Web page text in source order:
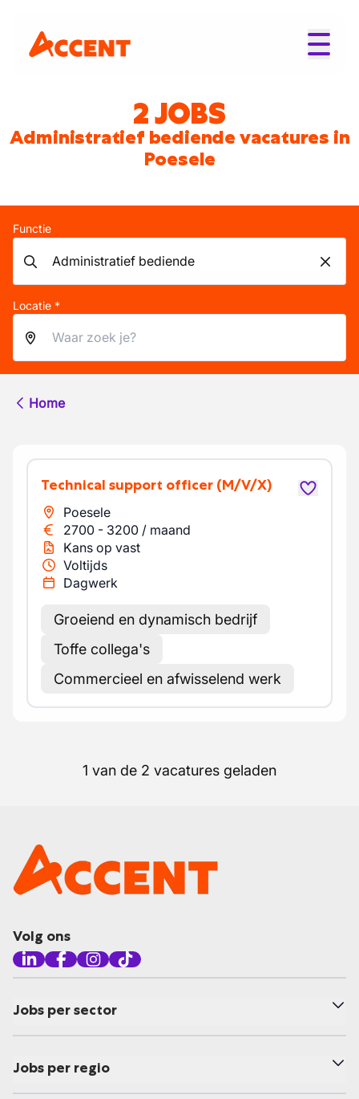
2 JOBS
Administratief bediende vacatures in
Poesele
Functie
Locatie *
Home
Technical support officer (M/V/X)
Poesele
2700 - 3200 / maand
Kans op vast
Voltijds
Dagwerk
Groeiend en dynamisch bedrijf
Toffe collega's
Commercieel en afwisselend werk
1 van de 2 vacatures geladen
Volg ons
Jobs per sector
Jobs per regio